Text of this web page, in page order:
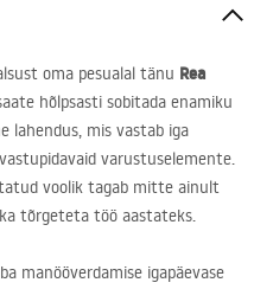
oma pesualal tänu Rea
hõlpsasti sobitada enamiku
lahendus, mis vastab iga
varustuselemente.
voolik tagab mitte ainult
tõrgeteta töö aastateks.
manööverdamise igapäevase